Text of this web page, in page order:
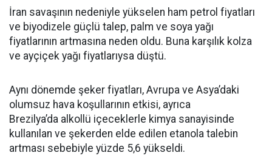
İran savaşının nedeniyle yükselen ham petrol fiyatları
ve biyodizele güçlü talep, palm ve soya yağı
fiyatlarının artmasına neden oldu. Buna karşılık kolza
ve ayçiçek yağı fiyatlarıysa düştü.
Aynı dönemde şeker fiyatları, Avrupa ve Asya’daki
olumsuz hava koşullarının etkisi, ayrıca
Brezilya’da alkollü içeceklerle kimya sanayisinde
kullanılan ve şekerden elde edilen etanola talebin
artması sebebiyle yüzde 5,6 yükseldi.